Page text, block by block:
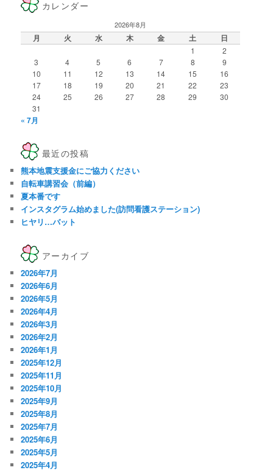
カレンダー
2026年8月
月 火 水 木 金 土 日
1
2
3
4 5 6 7 8
9
10
11 12 13 14 15
16
17
18 19 20 21 22
23
24
25 26 27 28 29
30
31
« 7月
最近の投稿
熊本地震支援金にご協力ください
自転車講習会（前編）
夏本番です
インスタグラム始めました(訪問看護ステーション)
ヒヤリ…バット
アーカイブ
2026年7月
2026年6月
2026年5月
2026年4月
2026年3月
2026年2月
2026年1月
2025年12月
2025年11月
2025年10月
2025年9月
2025年8月
2025年7月
2025年6月
2025年5月
2025年4月